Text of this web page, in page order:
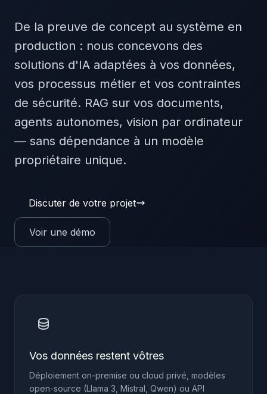
De la preuve de concept au système en
production : nous concevons des
solutions d'IA adaptées à vos données,
vos processus métier et vos contraintes
de sécurité. RAG sur vos documents,
agents autonomes, vision par ordinateur
— sans dépendance à un modèle
propriétaire unique.
Discuter de votre projet
Voir une démo
Vos données restent vôtres
Déploiement on-premise ou cloud privé, modèles
open-source (Llama 3, Mistral, Qwen) ou API